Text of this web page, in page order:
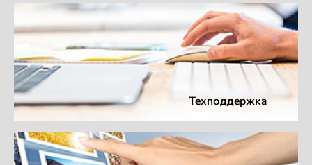
Техподдержка